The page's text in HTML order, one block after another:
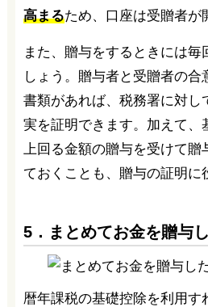
高まるため、口座は受贈者が
また、贈与をするときには毎
しょう。贈与者と受贈者の合
書類があれば、税務署に対し
実を証明できます。加えて、
上回る金額の贈与を受けて
ておくことも、贈与の証明に
5．まとめてお金を贈与
暦年課税の基礎控除を利用す